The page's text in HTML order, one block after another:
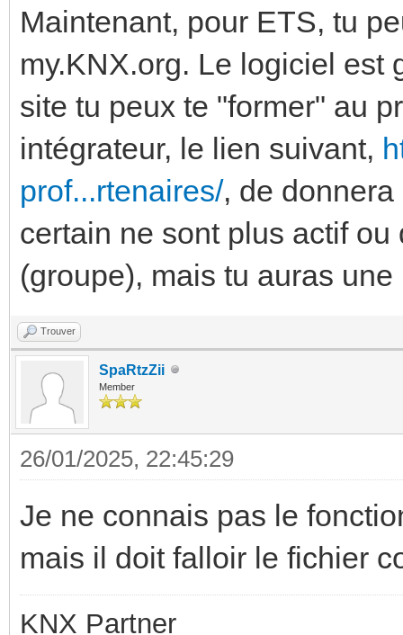
Maintenant, pour ETS, tu
my.KNX.org. Le logiciel est
site tu peux te "former" au
intégrateur, le lien suivant,
prof...rtenaires/, de
certain ne sont plus actif
(groupe), mais tu auras
Trouver
SpaRtzZii
Member
26/01/2025, 22:45:29
Je ne connais pas le
mais il doit falloir le fichier
KNX Partner